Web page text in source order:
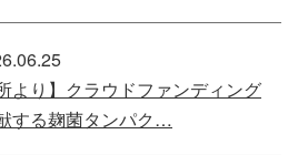
より】クラウドファンディング
する麹菌タンパク…